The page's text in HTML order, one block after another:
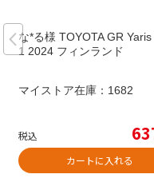
な*る様 TOYOTA GR
1 2024 フィンランド
マイストア在庫： 1682
税込
カートに入れる